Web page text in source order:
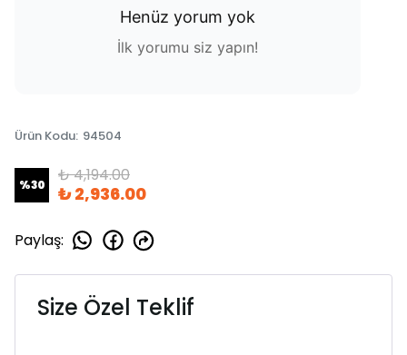
Henüz yorum yok
İlk yorumu siz yapın!
Ürün Kodu: 94504
%30 ₺ 4,194.00
₺ 2,936.00
Paylaş:
Size Özel Teklif